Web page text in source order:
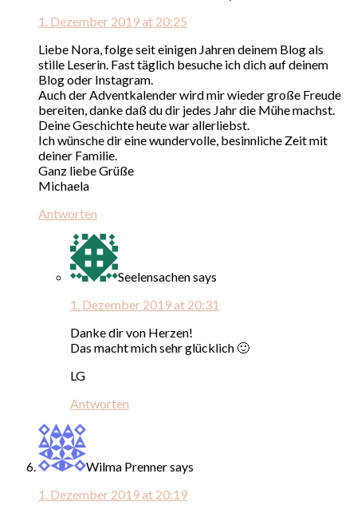
1. Dezember 2019 at 20:25
Liebe Nora, folge seit einigen Jahren deinem Blog als
stille Leserin. Fast täglich besuche ich dich auf deinem
Blog oder Instagram.
Auch der Adventkalender wird mir wieder große Freude
bereiten, danke daß du dir jedes Jahr die Mühe machst.
Deine Geschichte heute war allerliebst.
Ich wünsche dir eine wundervolle, besinnliche Zeit mit
deiner Familie.
Ganz liebe Grüße
Michaela
Antworten
Seelensachensays
1. Dezember 2019 at 20:31
Danke dir von Herzen!
Das macht mich sehr glücklich 🙂
LG
Antworten
Wilma Prennersays
1. Dezember 2019 at 20:19